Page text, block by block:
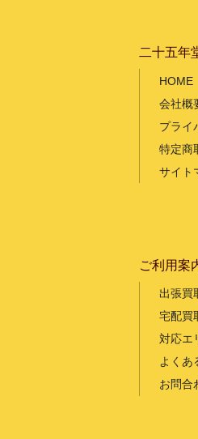
二十五年
HOME
会社概
プライ
特定商
サイト
ご利用案
出張買
宅配買
対応エ
よくあ
お問合